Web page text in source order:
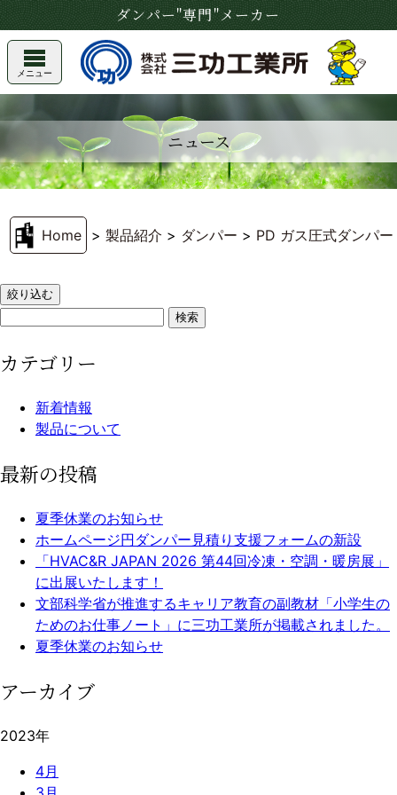
ダンパー"専門"メーカー
メニュー
ニュース
Home >製品紹介 > ダンパー > PD ガス圧式ダンパ
絞り込む
カテゴリー
新着情報
製品について
最新の投稿
夏季休業のお知らせ
ホームページ円ダンパー見積り支援フォームの新設
「HVAC&R JAPAN 2026 第44回冷凍・空調・暖房展」
に出展いたします！
文部科学省が推進するキャリア教育の副教材「小学生の
ためのお仕事ノート」に三功工業所が掲載されました。
夏季休業のお知らせ
アーカイブ
2023年
4月